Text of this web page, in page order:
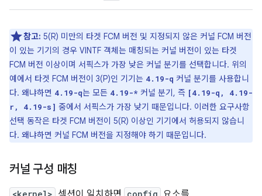
참고: 5(R) 미만의 타겟 FCM 버전 및 지정되지 않은 커널 FCM 버전
이 있는 기기의 경우 VINTF 객체는 매칭되는 커널 버전이 있는 타겟
FCM 버전 이상이며 서픽스가 가장 낮은 커널 분기를 선택합니다. 위의
예에서 타겟 FCM 버전이 3(P)인 기기는 4.19-q 커널 분기를 사용합니
다. 왜냐하면 4.19-q는 모든 4.19-* 커널 분기, 즉 [4.19-q, 4.19-
r, 4.19-s] 중에서 서픽스가 가장 낮기 때문입니다. 이러한 요구사항
선택 동작은 타겟 FCM 버전이 5(R) 이상인 기기에서 허용되지 않습니
다. 왜냐하면 커널 FCM 버전을 지정해야 하기 때문입니다.
커널 구성 매칭